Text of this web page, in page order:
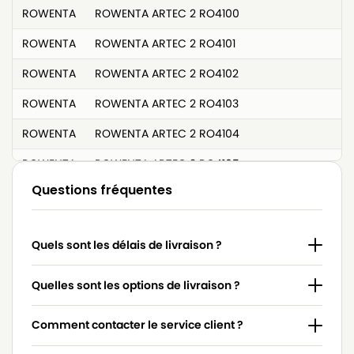
ROWENTA
ROWENTA ARTEC 2 RO4100
ROWENTA
ROWENTA ARTEC 2 RO4101
ROWENTA
ROWENTA ARTEC 2 RO4102
ROWENTA
ROWENTA ARTEC 2 RO4103
ROWENTA
ROWENTA ARTEC 2 RO4104
ROWENTA
ROWENTA ARTEC 2 RO4105
ROWENTA
ROWENTA ARTEC 2 RO4106
ROWENTA
ROWENTA ARTEC 2 RO4108
ROWENTA
ROWENTA ARTEC 2 RO4109
ROWENTA
ROWENTA ARTEC 2 RO4111
Questions fréquentes
Quels sont les délais de livraison ?
Quelles sont les options de livraison ?
Comment contacter le service client ?